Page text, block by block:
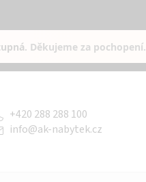
. Děkujeme za pochopení.
info@ak-nabytek.cz
+420 288 288 100